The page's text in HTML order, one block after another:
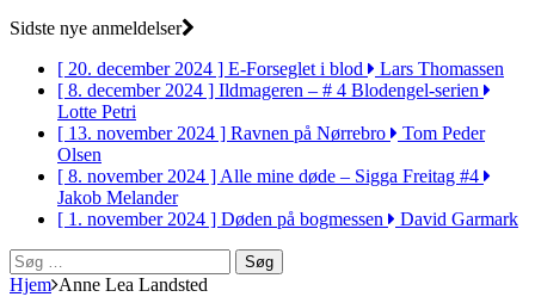
Sidste nye anmeldelser
[ 20. december 2024 ] E-Forseglet i blod
Lars Thomassen
[ 8. december 2024 ] Ildmageren – # 4 Blodengel-serien
Lotte Petri
[ 13. november 2024 ] Ravnen på Nørrebro
Tom Peder
Olsen
[ 8. november 2024 ]Alle mine døde – Sigga Freitag #4
Jakob Melander
[ 1. november 2024 ] Døden på bogmessen
David Garmark
Søg
efter:
Hjem Anne Lea Landsted